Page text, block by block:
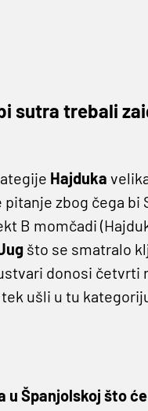
sutra trebali
Hajduka
zbog čega bi
B momčadi
što se smatralo
donosi četvrti
ušli u tu
u Španjolskoj što će